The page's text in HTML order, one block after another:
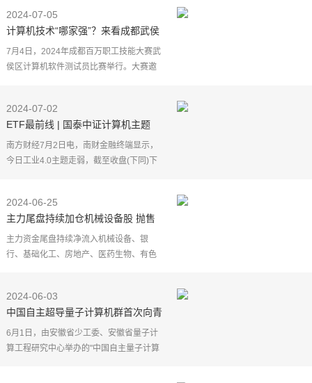
降息周期，板块走势
2024-07-05
计算机技术“哪家强”？来看成都武侯
区计算机软件测试员过招
7月4日，2024年成都百万职工技能大赛武
侯区计算机软件测试员比赛举行。大赛邀
位一线在职职工参
2024-07-02
ETF最前线 | 国泰中证计算机主题
ETF(512720)下跌0.52%，工业4.0
主题走弱，康跃科技上涨20.09%
南方财经7月2日电，南财金融终端显示，
今日工业4.0主题走弱，截至收盘(下同)下
新价报0.765元。
2024-06-25
主力尾盘持续加仓机械设备股 抛售
电子、计算机股
主力资金尾盘持续净流入机械设备、银
行、基础化工、房地产、医药生物、有色
块。具体到个股来看，
2024-06-03
中国自主超导量子计算机群首次向青
少年开放授课
6月1日，由安徽省少工委、安徽省量子计
算工程研究中心举办的"中国自主量子计算